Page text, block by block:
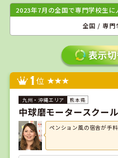
2023年7月の全国で専門学校生
全国 / 専門
1位
熊本県
中球磨モータースクール
ペンション風の宿舎が手